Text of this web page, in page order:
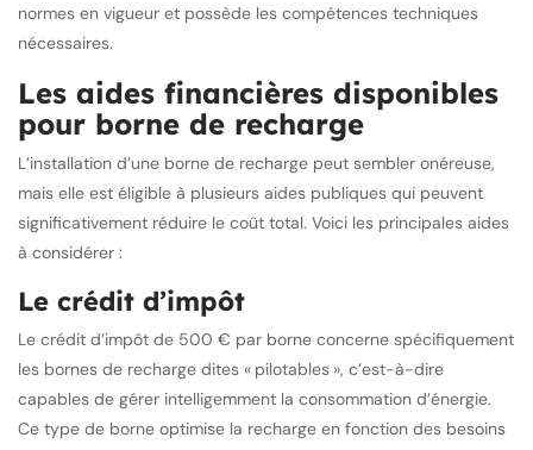
normes en vigueur et possède les compétences techniques
nécessaires.
Les aides financières disponibles
pour borne de recharge
L’installation d’une borne de recharge peut sembler onéreuse,
mais elle est éligible à plusieurs aides publiques qui peuvent
significativement réduire le coût total. Voici les principales aides
à considérer :
Le crédit d’impôt
Le crédit d’impôt de 500 € par borne concerne spécifiquement
les bornes de recharge dites « pilotables », c’est-à-dire
capables de gérer intelligemment la consommation d’énergie.
Ce type de borne optimise la recharge en fonction des besoins